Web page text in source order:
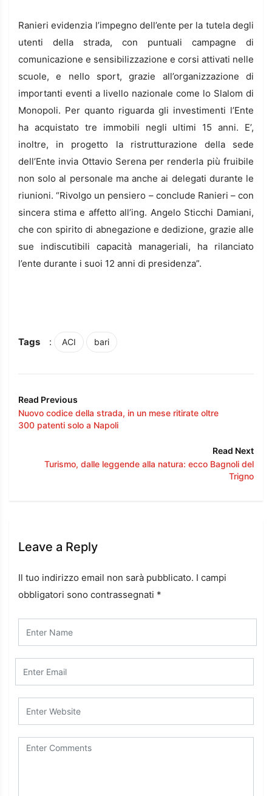
Ranieri evidenzia l’impegno dell’ente per la tutela degli
utenti della strada, con puntuali campagne di
comunicazione e sensibilizzazione e corsi attivati nelle
scuole, e nello sport, grazie all’organizzazione di
importanti eventi a livello nazionale come lo Slalom di
Monopoli. Per quanto riguarda gli investimenti l’Ente
ha acquistato tre immobili negli ultimi 15 anni. E’,
inoltre, in progetto la ristrutturazione della sede
dell’Ente invia Ottavio Serena per renderla più fruibile
non solo al personale ma anche ai delegati durante le
riunioni. “Rivolgo un pensiero – conclude Ranieri – con
sincera stima e affetto all’ing. Angelo Sticchi Damiani,
che con spirito di abnegazione e dedizione, grazie alle
sue indiscutibili capacità manageriali, ha rilanciato
l’ente durante i suoi 12 anni di presidenza”.
Tags : ACI bari
Read Previous
Nuovo codice della strada, in un mese ritirate oltre
300 patenti solo a Napoli
Read Next
Turismo, dalle leggende alla natura: ecco Bagnoli del
Trigno
Leave a Reply
Il tuo indirizzo email non sarà pubblicato. I campi
obbligatori sono contrassegnati *